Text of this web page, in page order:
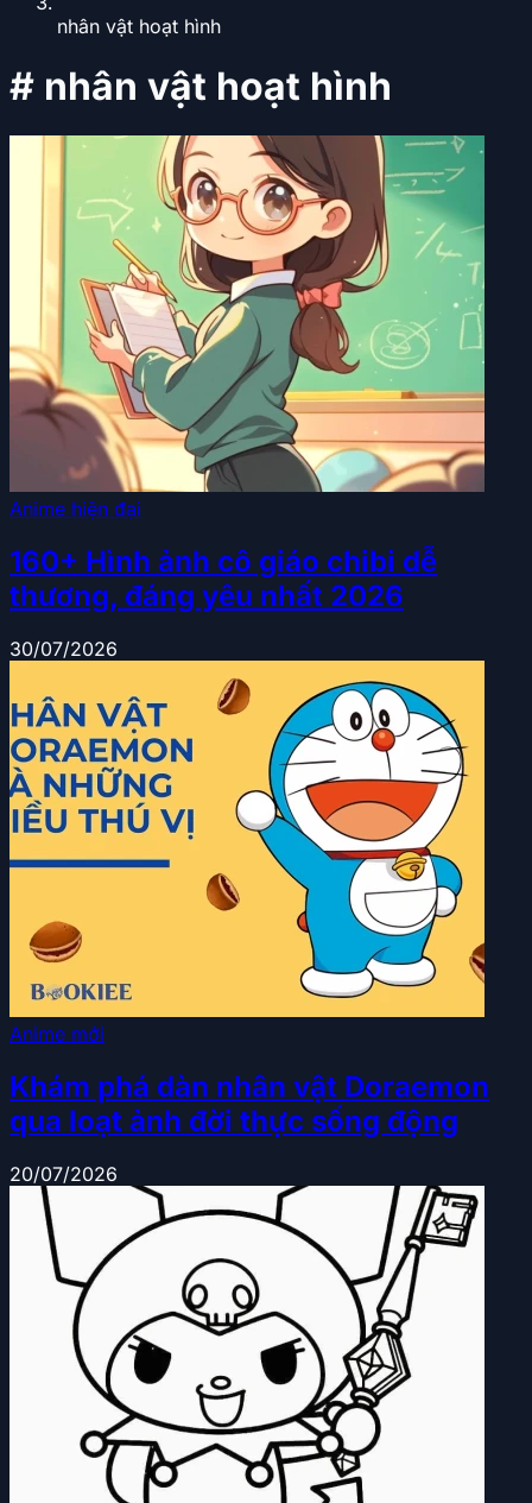
nhân vật hoạt hình
# nhân vật hoạt hình
Anime hiện đại
160+ Hình ảnh cô giáo chibi dễ
thương, đáng yêu nhất 2026
30/07/2026
Anime mới
Khám phá dàn nhân vật Doraemon
qua loạt ảnh đời thực sống động
20/07/2026